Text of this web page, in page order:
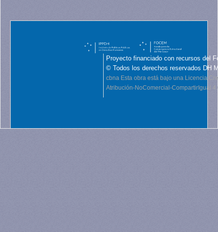
Proyecto financiado con recursos del
© Todos los derechos reservados DH
cbna Esta obra está bajo una Licencia
Atribución-NoComercial-CompartirIgual